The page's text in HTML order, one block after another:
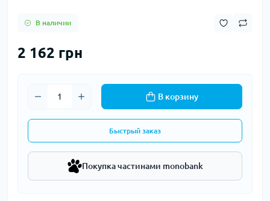
В наличии
2 162 грн
В корзину
Быстрый заказ
Покупка частинами monobank